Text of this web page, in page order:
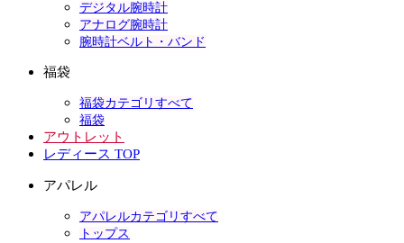
デジタル腕時計
アナログ腕時計
腕時計ベルト・バンド
福袋
福袋カテゴリすべて
福袋
アウトレット
レディース TOP
アパレル
アパレルカテゴリすべて
トップス